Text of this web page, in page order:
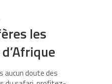
les
aucun doute des